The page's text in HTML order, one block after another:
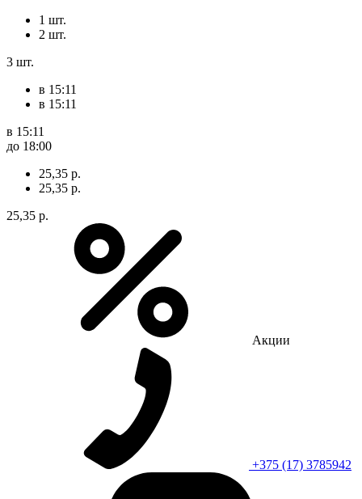
1 шт.
2 шт.
3 шт.
в 15:11
в 15:11
в 15:11
до 18:00
25,35 р.
25,35 р.
25,35 р.
Акции
+375 (17) 3785942